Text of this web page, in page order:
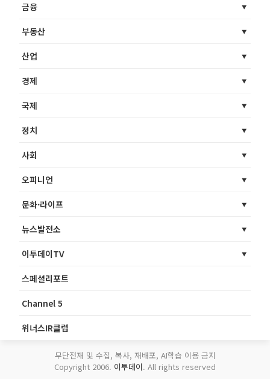
금융
부동산
산업
경제
국제
정치
사회
오피니언
문화·라이프
뉴스발전소
이투데이TV
스페셜리포트
Channel 5
위너스IR클럽
무단전재 및 수집, 복사, 재배포, AI학습 이용 금지
Copyright 2006. 이투데이. All rights reserved